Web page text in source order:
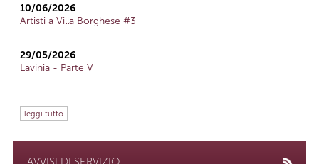
10/06/2026
Artisti a Villa Borghese #3
29/05/2026
Lavinia - Parte V
leggi tutto